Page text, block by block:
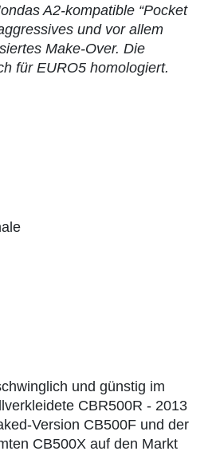
A2-kompatible “Pocket
und vor allem
Make-Over. Die
für EURO5 homologiert.
und günstig im
CBR500R - 2013
Version CB500F und der
CB500X auf den Markt